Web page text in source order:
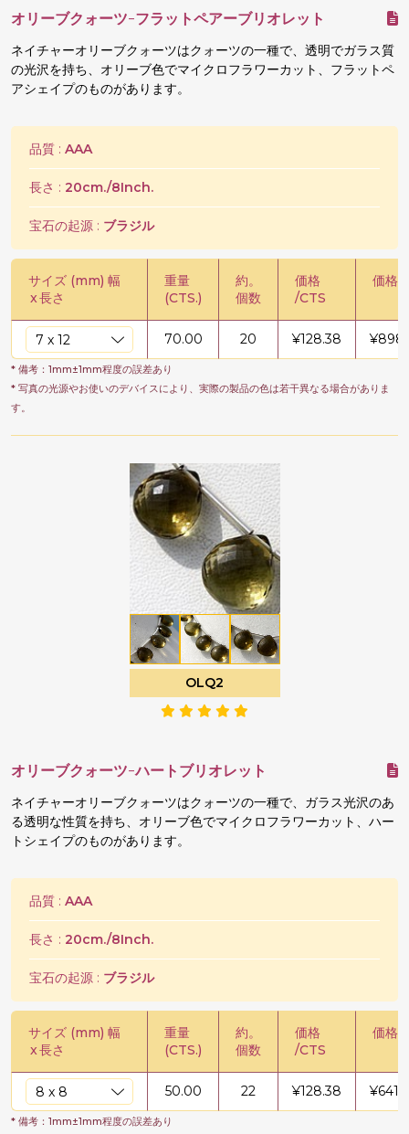
オリーブクォーツ-フラットペアーブリオレット
ネイチャーオリーブクォーツはクォーツの一種で、透明でガラス質
の光沢を持ち、オリーブ色でマイクロフラワーカット、フラットペ
アシェイプのものがあります。
品質 : AAA
長さ : 20cm./8Inch.
宝石の起源 : ブラジル
サイズ (mm) 幅
x長さ
重量
(CTS.)
約。
個数
価格
/CTS
価格 /
70.00 20 ¥128.38 ¥
* 備考：1mm±1mm程度の誤差あり
* 写真の光源やお使いのデバイスにより、実際の製品の色は若干異なる場合がありま
す。
OLQ2
オリーブクォーツ-ハートブリオレット
ネイチャーオリーブクォーツはクォーツの一種で、ガラス光沢のあ
る透明な性質を持ち、オリーブ色でマイクロフラワーカット、ハー
トシェイプのものがあります。
品質 : AAA
長さ : 20cm./8Inch.
宝石の起源 : ブラジル
サイズ (mm) 幅
x長さ
重量
(CTS.)
約。
個数
価格
/CTS
価格 /
50.00 22 ¥128.38 ¥
* 備考：1mm±1mm程度の誤差あり